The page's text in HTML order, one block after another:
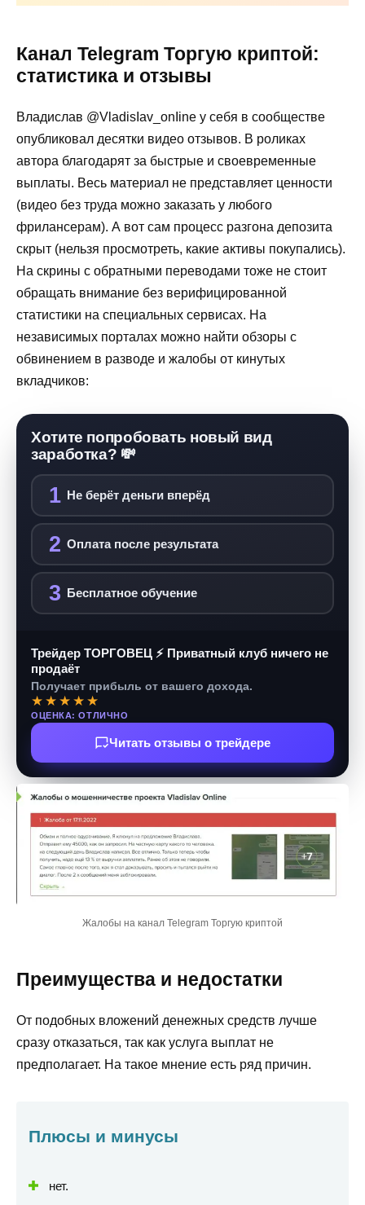
Канал Telegram Торгую криптой:
статистика и отзывы
Владислав @VladisIav_onIine у себя в сообществе
опубликовал десятки видео отзывов. В роликах
автора благодарят за быстрые и своевременные
выплаты. Весь материал не представляет ценности
(видео без труда можно заказать у любого
фрилансерам). А вот сам процесс разгона депозита
скрыт (нельзя просмотреть, какие активы покупались).
На скрины с обратными переводами тоже не стоит
обращать внимание без верифицированной
статистики на специальных сервисах. На
независимых порталах можно найти обзоры с
обвинением в разводе и жалобы от кинутых
вкладчиков:
Хотите попробовать новый вид
заработка? 💸
1 Не берёт деньги вперёд
2 Оплата после результата
3 Бесплатное обучение
Трейдер ТОРГОВЕЦ ⚡ Приватный клуб ничего не
продаёт
Получает прибыль от вашего дохода.
★★★★★
ОЦЕНКА: ОТЛИЧНО
Читать отзывы о трейдере
Жалобы на канал Telegram Торгую криптой
Преимущества и недостатки
От подобных вложений денежных средств лучше
сразу отказаться, так как услуга выплат не
предполагает. На такое мнение есть ряд причин.
Плюсы и минусы
нет.